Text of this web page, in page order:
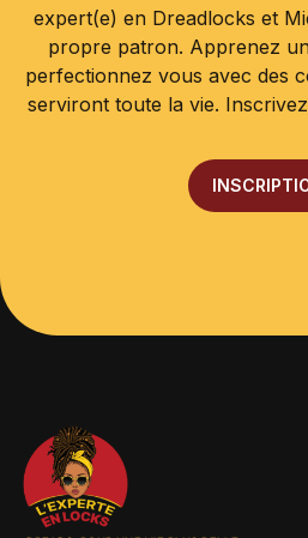
expert(e) en Dreadlocks et
propre patron. Apprenez
perfectionnez vous avec des
serviront toute la vie.